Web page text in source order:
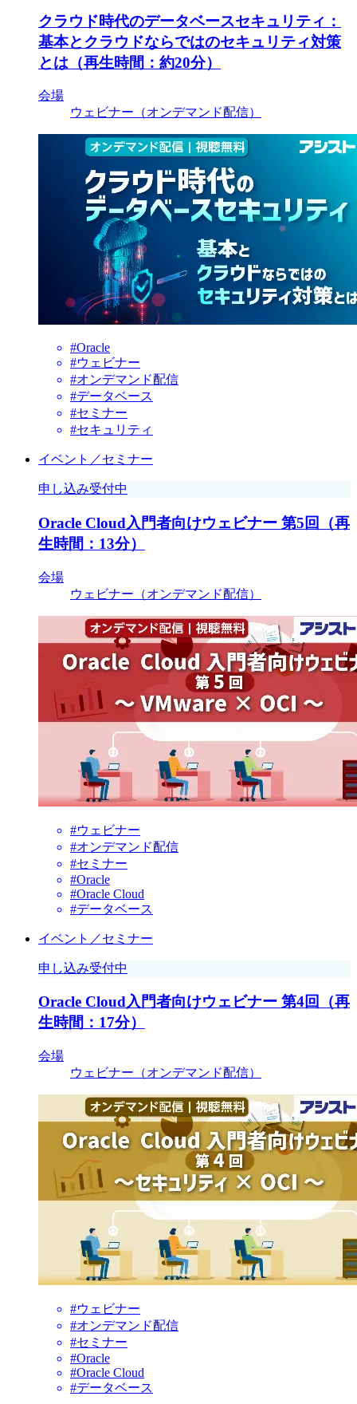
クラウド時代のデータベースセキュリティ：
基本とクラウドならではのセキュリティ対策
とは（再生時間：約20分）
会場
ウェビナー（オンデマンド配信）
#Oracle
#ウェビナー
#オンデマンド配信
#データベース
#セミナー
#セキュリティ
イベント／セミナー
申し込み受付中
Oracle Cloud入門者向けウェビナー 第5回（再
生時間：13分）
会場
ウェビナー（オンデマンド配信）
#ウェビナー
#オンデマンド配信
#セミナー
#Oracle
#Oracle Cloud
#データベース
イベント／セミナー
申し込み受付中
Oracle Cloud入門者向けウェビナー 第4回（再
生時間：17分）
会場
ウェビナー（オンデマンド配信）
#ウェビナー
#オンデマンド配信
#セミナー
#Oracle
#Oracle Cloud
#データベース